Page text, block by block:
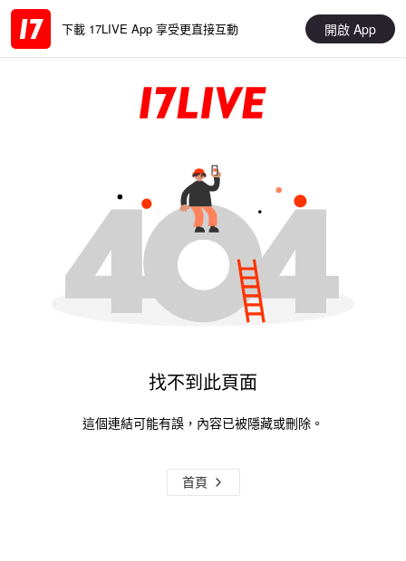
下載 17LIVE App 享受更直接互動 開啟 App
找不到此頁面
這個連結可能有誤，內容已被隱藏或刪除。
首頁